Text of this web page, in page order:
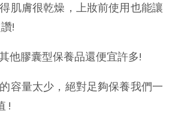
肌膚很乾燥，上妝前使用也能讓
!
他膠囊型保養品還便宜許多!
容量太少，絕對足夠保養我們一
!